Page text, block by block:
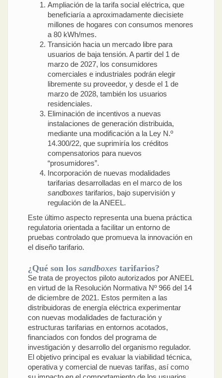
Ampliación de la tarifa social eléctrica, que
beneficiaría a aproximadamente diecisiete
millones de hogares con consumos menores
a 80 kWh/mes.
Transición hacia un mercado libre para
usuarios de baja tensión. A partir del 1 de
marzo de 2027, los consumidores
comerciales e industriales podrán elegir
libremente su proveedor, y desde el 1 de
marzo de 2028, también los usuarios
residenciales.
Eliminación de incentivos a nuevas
instalaciones de generación distribuida,
mediante una modificación a la Ley N.º
14.300/22, que suprimiría los créditos
compensatorios para nuevos
“prosumidores”.
Incorporación de nuevas modalidades
tarifarias desarrolladas en el marco de los
sandboxes tarifarios, bajo supervisión y
regulación de la ANEEL.
Este último aspecto representa una buena práctica
regulatoria orientada a facilitar un entorno de
pruebas controlado que promueva la innovación en
el diseño tarifario.
¿Qué son los sandboxes tarifarios?
Se trata de proyectos piloto autorizados por ANEEL
en virtud de la Resolución Normativa Nº 966 del 14
de diciembre de 2021. Estos permiten a las
distribuidoras de energía eléctrica experimentar
con nuevas modalidades de facturación y
estructuras tarifarias en entornos acotados,
financiados con fondos del programa de
investigación y desarrollo del organismo regulador.
El objetivo principal es evaluar la viabilidad técnica,
operativa y comercial de nuevas tarifas, así como